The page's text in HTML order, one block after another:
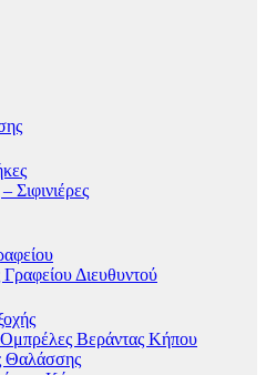
Σιφινιέρες
Διευθυντού
Ομπρέλες Βεράντας Κήπου
Θαλάσσης